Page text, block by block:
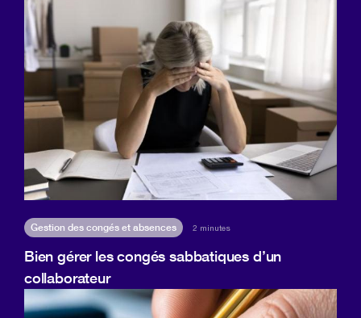
Gestion des congés et absences 2 minutes
Bien gérer les congés sabbatiques d’un
collaborateur